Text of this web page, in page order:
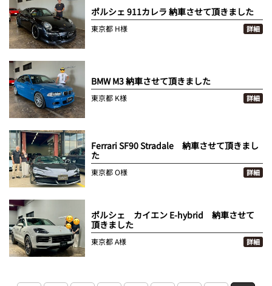
ポルシェ 911カレラ 納車させて頂きました
東京都 H様 詳細
BMW M3 納車させて頂きました
東京都 K様 詳細
Ferrari SF90 Stradale 納車させて頂きまし
た
東京都O様 詳細
ポルシェ カイエン E-hybrid 納車させて
頂きました
東京都A様 詳細